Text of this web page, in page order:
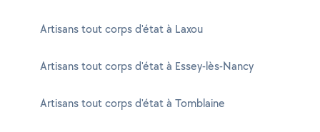
Artisans tout corps d'état à Laxou
Artisans tout corps d'état à Essey-lès-Nancy
Artisans tout corps d'état à Tomblaine